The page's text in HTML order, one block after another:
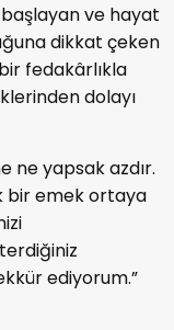
ve hayat
dikkat çeken
fedakârlıkla
dolayı
ne yapsak azdır.
bir emek ortaya
ediyorum.”